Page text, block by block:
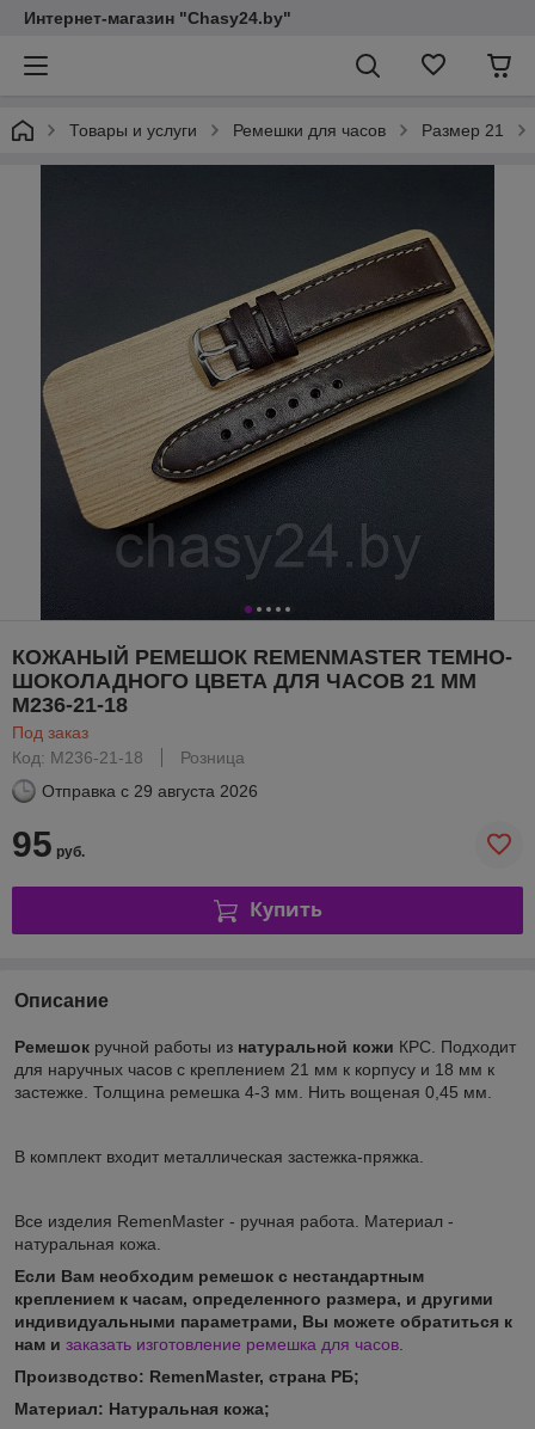
Интернет-магазин "Chasy24.by"
Товары и услуги Ремешки для часов Размер 21
КОЖАНЫЙ РЕМЕШОК REMENMASTER ТЕМНО-
ШОКОЛАДНОГО ЦВЕТА ДЛЯ ЧАСОВ 21 ММ
M236-21-18
Под заказ
Код: M236-21-18
Розница
Отправка с 29 августа 2026
95 руб.
Купить
Описание
Ремешок ручной работы из натуральной кожи КРС. Подходит
для наручных часов с креплением 21 мм к корпусу и 18 мм к
застежке. Толщина ремешка 4-3 мм. Нить вощеная 0,45 мм.
В комплект входит металлическая застежка-пряжка.
Все изделия RemenMaster - ручная работа. Материал -
натуральная кожа.
Если Вам необходим ремешок с нестандартным
креплением к часам, определенного размера, и другими
индивидуальными параметрами, Вы можете обратиться к
нам и заказать изготовление ремешка для часов
Производство: RemenMaster, страна РБ;
Материал: Натуральная кожа;